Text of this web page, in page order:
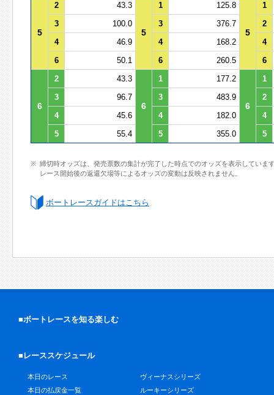
5
2 43.3
5
1 125.8
5
1
3
100.0 3 376.7
2
4
46.9 4 168.2
4
6
50.1 6 260.5 6
6
2 43.3
6
1 177.2
6
1
3
96.7 3 483.9
2
4
45.6 4 182.0
4
5
55.4 5 355.0 5
締切時オッズは、発売票数の集計が完了した時点でのオッズを表示していま
レース開始後の返還欠場等によるオッズの変動は反映されません。
ボートレースガイドはこちら
■ボートレースを知る楽しむ
■レーススケジュール
本日のレース
本日の払戻金一覧
ヴィーナスシリーズ
ルーキーシリーズ